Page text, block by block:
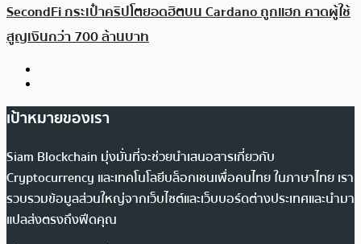
SecondFi กระเป๋าคริปโตยอดฮิตบน Cardano ถูกแฮก คาดผู้ใช้
สูญเงินกว่า 700 ล้านบาท
เป้าหมายของเรา
Siam Blockchain มุ่งมั่นที่จะช่วยนำเสนอสารเกี่ยวกับ
Cryptocurrency และเทคโนโลยีบล็อกเชนเพื่อคนไทย ในภาษาไทย เรา
รวบรวมข้อมูลส่วนใหญ่จากเว็บไซต์และเว็บบอร์ดต่างประเทศและนำมา
แปลส่งตรงถึงฟีดคุณ